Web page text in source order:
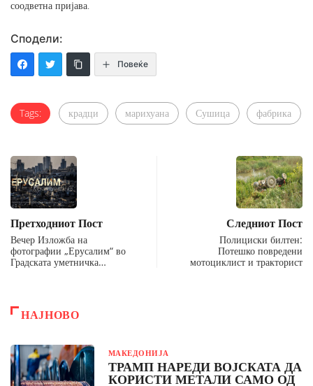
соодветна пријава.
Сподели:
Повеќе
Tags: крадци марихуана Сушица фабрика
Претходниот Пост
Вечер Изложба на
фотографии „Ерусалим“ во
Градската уметничка…
Следниот Пост
Полициски билтен:
Потешко повредени
мотоциклист и тракторист
НАЈНОВО
МАКЕДОНИЈА
ТРАМП НАРЕДИ ВОЈСКАТА ДА
КОРИСТИ МЕТАЛИ САМО ОД